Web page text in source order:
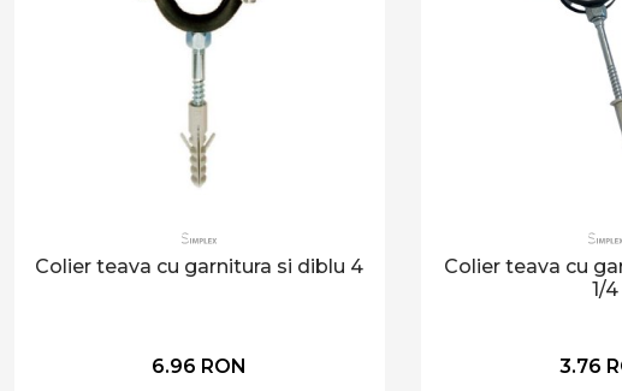
Colier teava cu garnitura si diblu 4
6.96 RON
Colier teava cu
1/4
3.76